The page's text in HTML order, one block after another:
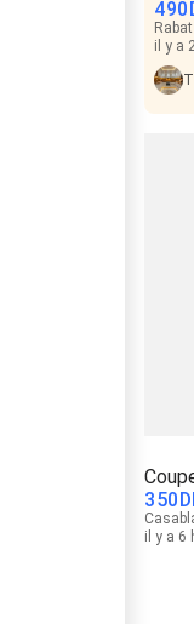
490
Rabat
il y a
350
il y a 6